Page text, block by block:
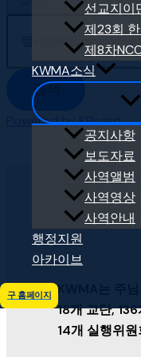
선교지이
제23회
제8차
KWMA소식
공지사항
보도자료
사역앨범
사역영상
사역안내
행정지원
아카이브
구 홈페이지
검색
Powered by KBoard
KWMA는 주
18개 교단,
14개 실행위